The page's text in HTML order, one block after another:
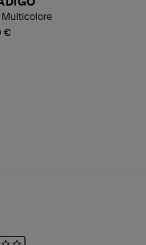
€
Multicolore